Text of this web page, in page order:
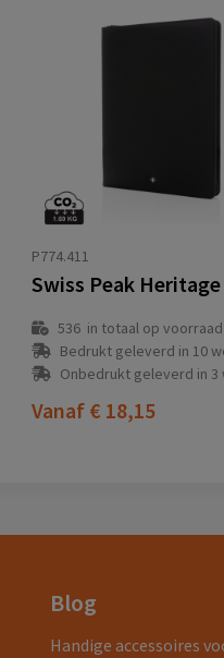
P774.411
536 in totaal op voorraad
Bedrukt geleverd in 10
Onbedrukt geleverd in 3
Vanaf € 18,15
Blog
Handige accessoires